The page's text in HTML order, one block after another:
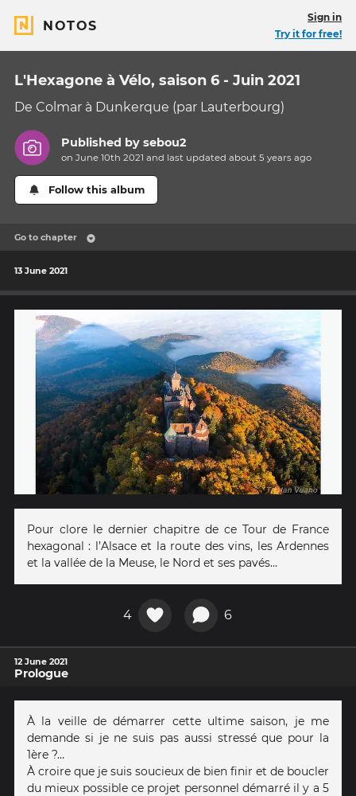
NOTOS
Sign in
Try it for free!
L'Hexagone à Vélo, saison 6 - Juin 2021
De Colmar à Dunkerque (par Lauterbourg)
Published bysebou2
on June 10th 2021 and last updatedabout 5 years ago
Follow this album
Go to chapter
13 June 2021
Pour clore le dernier chapitre de ce Tour de France
hexagonal : l’Alsace et la route des vins, les Ardennes
et la vallée de la Meuse, le Nord et ses pavés…
4 6
12 June 2021
Prologue
À la veille de démarrer cette ultime saison, je me
demande si je ne suis pas aussi stressé que pour la
1ère ?…
À croire que je suis soucieux de bien finir et de boucler
du mieux possible ce projet personnel démarré il y a 5